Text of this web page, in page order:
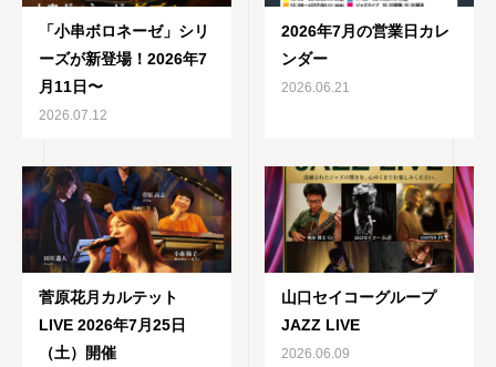
「小串ボロネーゼ」シリ
ーズが新登場！2026年7
月11日〜
2026.07.12
2026年7月の営業日カレ
ンダー
2026.06.21
菅原花月カルテット
LIVE 2026年7月25日
（土）開催
山口セイコーグループ
JAZZ LIVE
2026.06.09